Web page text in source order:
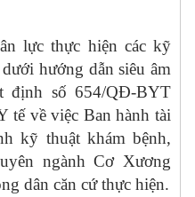
lực thực hiện các kỹ
hướng dẫn siêu âm
định số 654/QĐ-BYT
tế về việc Ban hành tài
kỹ thuật khám bệnh,
ngành Cơ Xương
dân căn cứ thực hiện.